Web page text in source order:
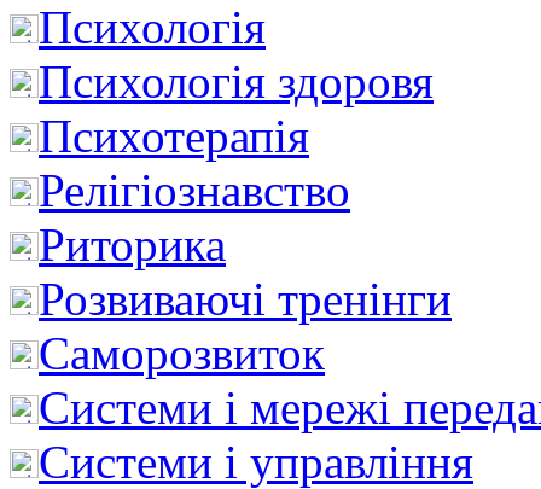
Психологія
Психологія здоровя
Психотерапія
Релігіознавство
Риторика
Розвиваючі тренінги
Саморозвиток
Системи і мережі
Системи і управління